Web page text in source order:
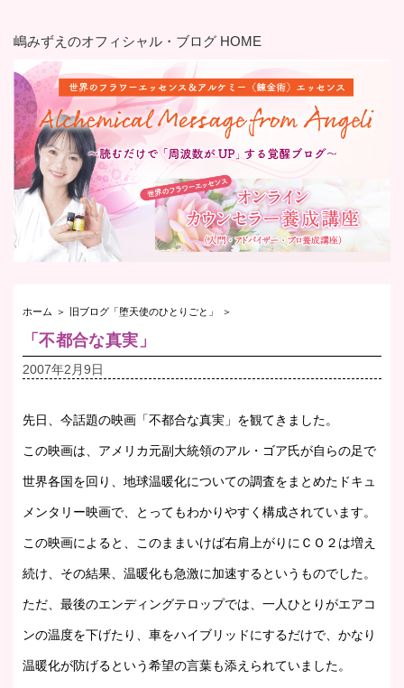
嶋みずえのオフィシャル・ブログ HOME
ホーム ＞ 旧ブログ「堕天使のひとりごと」 ＞
「不都合な真実」
2007年2月9日
先日、今話題の映画「不都合な真実」を観てきました。
この映画は、アメリカ元副大統領のアル・ゴア氏が自らの足で
世界各国を回り、地球温暖化についての調査をまとめたドキュ
メンタリー映画で、とってもわかりやすく構成されています。
この映画によると、このままいけば右肩上がりにＣＯ２は増え
続け、その結果、温暖化も急激に加速するというものでした。
ただ、最後のエンディングテロップでは、一人ひとりがエアコ
ンの温度を下げたり、車をハイブリッドにするだけで、かなり
温暖化が防げるという希望の言葉も添えられていました。